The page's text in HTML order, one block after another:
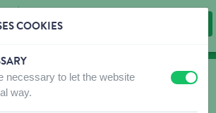
et facilement des débouchés
COOKIES
necessary to let the website
way.
off on